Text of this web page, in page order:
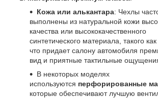
Кожа или алькантара: Чехлы
выполнены из натуральной кожи
качества или высококачественного
синтетического материала, такого как
что придает салону автомобиля
вид и приятные тактильные
В некоторых моделях
используются перфорированные
которые обеспечивают лучшую